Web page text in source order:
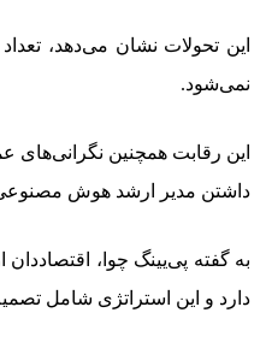
نمی‌شود.
این رقابت همچنین نگرانی‌های
داشتن مدیر ارشد هوش مصنوعی
به گفته پی‌یینگ چوا،
دارد و این استراتژی شامل